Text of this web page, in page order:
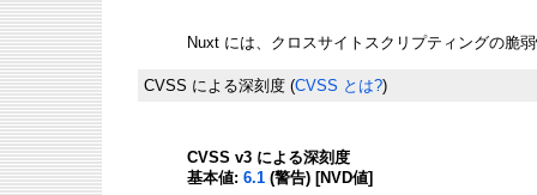
Nuxt には、クロスサイトスクリプティングの脆
CVSS による深刻度 (CVSS とは?)
CVSS v3 による深刻度
基本値: 6.1 (警告) [NVD値]